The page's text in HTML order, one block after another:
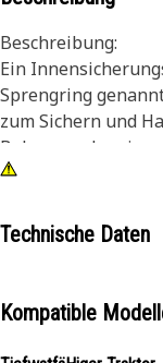
Beschreibung:
Ein
Sprengring
zum Sichern und
Bohrung oder
Gegensatz zu
einer Bohrung
oder Verschiebung
Bohrung oder
als
Technische Daten
Kompatible